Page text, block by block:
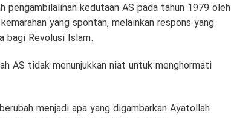
pengambilalihan kedutaan AS pada tahun 1979 oleh
yang spontan, melainkan respons yang
bagi Revolusi Islam.
AS tidak menunjukkan niat untuk menghormati
menjadi apa yang digambarkan Ayatollah